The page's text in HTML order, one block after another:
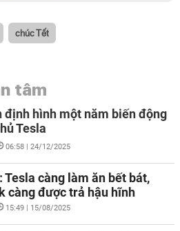
chúc Tết
tâm
định hình một năm biến động
Tesla
06:58 | 24/12/2025
Tesla càng làm ăn bết bát,
càng được trả hậu hĩnh
15:49 | 15/08/2025